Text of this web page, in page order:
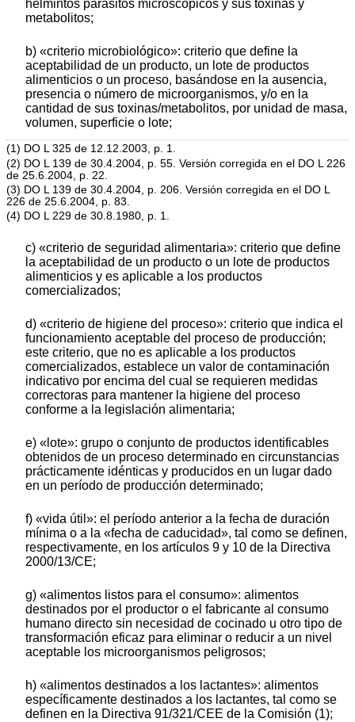
helmintos parásitos microscópicos y sus toxinas y
metabolitos;
b) «criterio microbiológico»: criterio que define la
aceptabilidad de un producto, un lote de productos
alimenticios o un proceso, basándose en la ausencia,
presencia o número de microorganismos, y/o en la
cantidad de sus toxinas/metabolitos, por unidad de masa,
volumen, superficie o lote;
(1) DO L 325 de 12.12.2003, p. 1.
(2) DO L 139 de 30.4.2004, p. 55. Versión corregida en el DO L 226
de 25.6.2004, p. 22.
(3) DO L 139 de 30.4.2004, p. 206. Versión corregida en el DO L
226 de 25.6.2004, p. 83.
(4) DO L 229 de 30.8.1980, p. 1.
c) «criterio de seguridad alimentaria»: criterio que define
la aceptabilidad de un producto o un lote de productos
alimenticios y es aplicable a los productos
comercializados;
d) «criterio de higiene del proceso»: criterio que indica el
funcionamiento aceptable del proceso de producción;
este criterio, que no es aplicable a los productos
comercializados, establece un valor de contaminación
indicativo por encima del cual se requieren medidas
correctoras para mantener la higiene del proceso
conforme a la legislación alimentaria;
e) «lote»: grupo o conjunto de productos identificables
obtenidos de un proceso determinado en circunstancias
prácticamente idénticas y producidos en un lugar dado
en un período de producción determinado;
f) «vida útil»: el período anterior a la fecha de duración
mínima o a la «fecha de caducidad», tal como se definen,
respectivamente, en los artículos 9 y 10 de la Directiva
2000/13/CE;
g) «alimentos listos para el consumo»: alimentos
destinados por el productor o el fabricante al consumo
humano directo sin necesidad de cocinado u otro tipo de
transformación eficaz para eliminar o reducir a un nivel
aceptable los microorganismos peligrosos;
h) «alimentos destinados a los lactantes»: alimentos
específicamente destinados a los lactantes, tal como se
definen en la Directiva 91/321/CEE de la Comisión (1);